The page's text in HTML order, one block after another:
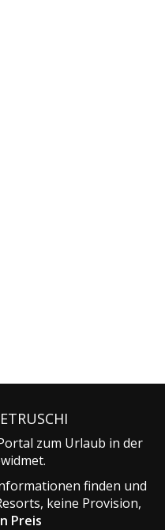
zum Urlaub in der
finden und
keine Provision,
Preis